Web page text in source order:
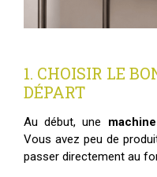
1. CHOISIR LE
DÉPART
Au début, une
Vous avez peu de
passer directement au